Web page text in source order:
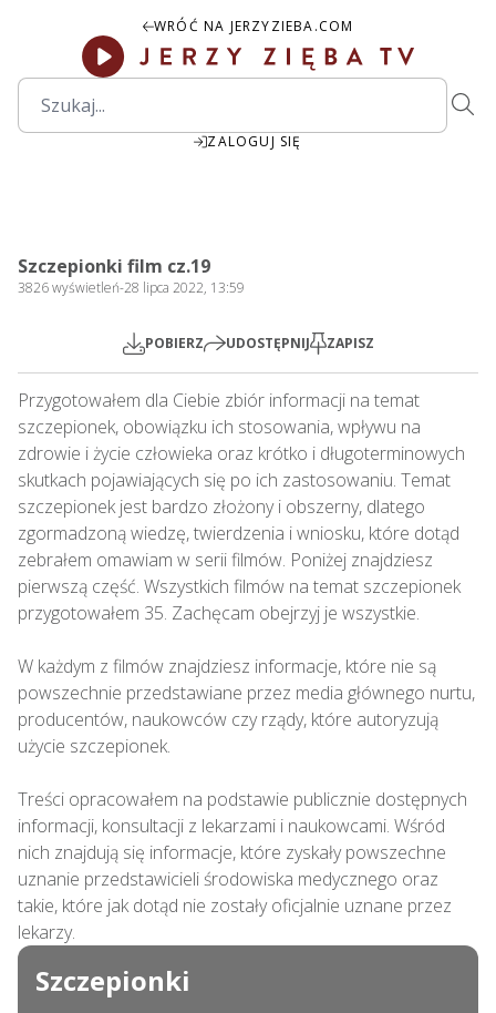
WRÓĆ NA JERZYZIEBA.COM
ZALOGUJ SIĘ
Szczepionki film cz.19
3826wyświetleń-28 lipca 2022, 13:59
POBIERZ UDOSTĘPNIJ ZAPISZ
Przygotowałem dla Ciebie zbiór informacji na temat
szczepionek, obowiązku ich stosowania, wpływu na
zdrowie i życie człowieka oraz krótko i długoterminowych
skutkach pojawiających się po ich zastosowaniu. Temat
szczepionek jest bardzo złożony i obszerny, dlatego
zgormadzoną wiedzę, twierdzenia i wniosku, które dotąd
zebrałem omawiam w serii filmów. Poniżej znajdziesz
pierwszą część. Wszystkich filmów na temat szczepionek
przygotowałem 35. Zachęcam obejrzyj je wszystkie.
W każdym z filmów znajdziesz informacje, które nie są
powszechnie przedstawiane przez media głównego nurtu,
producentów, naukowców czy rządy, które autoryzują
użycie szczepionek.
Treści opracowałem na podstawie publicznie dostępnych
informacji, konsultacji z lekarzami i naukowcami. Wśród
nich znajdują się informacje, które zyskały powszechne
uznanie przedstawicieli środowiska medycznego oraz
takie, które jak dotąd nie zostały oficjalnie uznane przez
lekarzy.
Szczepionki